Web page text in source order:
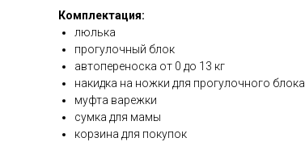
Комплектация:
люлька
прогулочный блок
автопереноска от 0 до 13 кг
накидка на ножки для прогулочного блока
муфта варежки
сумка для мамы
корзина для покупок